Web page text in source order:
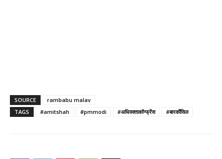
SOURCE
rambabu malav
TAGS
#amitshah #pmmodi #अधिवक्ताकॉन्फ्रेंस #बारकौंसिल